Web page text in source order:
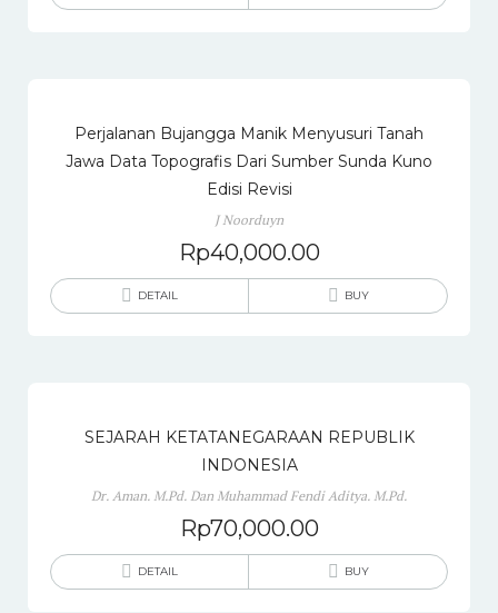
Perjalanan Bujangga Manik Menyusuri Tanah
Jawa Data Topografis Dari Sumber Sunda Kuno
Edisi Revisi
J Noorduyn
Rp40,000.00
DETAIL BUY
SEJARAH KETATANEGARAAN REPUBLIK
INDONESIA
Dr. Aman. M.Pd. Dan Muhammad Fendi Aditya. M.Pd.
Rp70,000.00
DETAIL BUY